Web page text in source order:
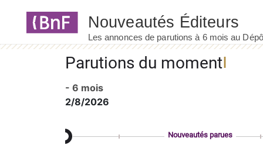
Parutions du moment
- 6 mois
2/8/2026
Nouveautés parues